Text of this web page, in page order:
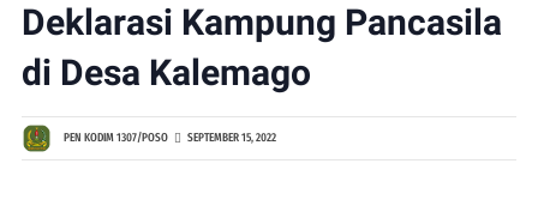
Deklarasi Kampung Pancasila
di Desa Kalemago
PEN KODIM 1307/POSO SEPTEMBER 15, 2022